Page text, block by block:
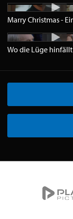
Wo die Lüge hinfällt